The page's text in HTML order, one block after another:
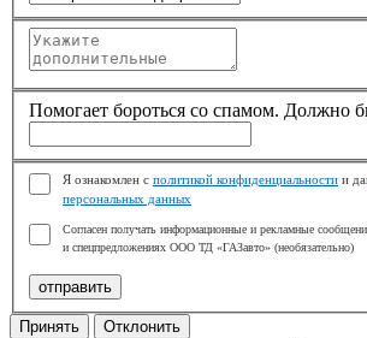
Помогает бороться со спамом. Должно
Я ознакомлен с политикой конфиденциальности и
персональных данных
Согласен получать информационные и рекламные
и спецпредложениях ООО ТД «ГАЗавто» (необязательно)
отправить
Принять Отклонить